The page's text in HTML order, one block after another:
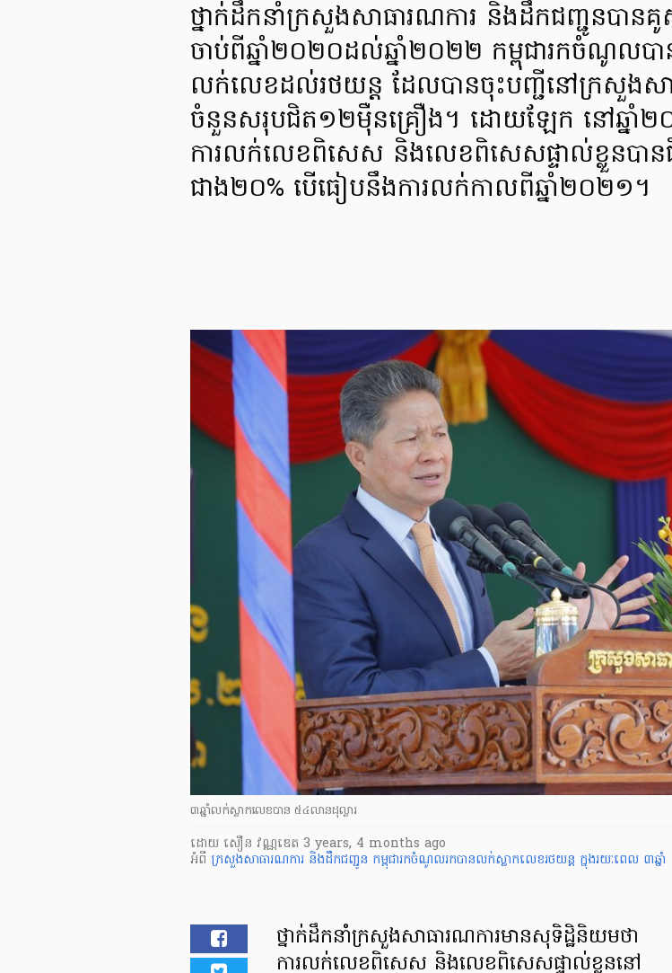
ថ្នាក់ដឹកនាំក្រសួងសាធារណការ និងដឹកជញ្ជូនបានគូ
ចាប់ពីឆ្នាំ២០២០ដល់ឆ្នាំ២០២២ កម្ពុជារកចំណូលបា
លក់លេខដល់រថយន្ត ដែលបានចុះបញ្ជីនៅក្រសួងស
ចំនួនសរុបជិត១២ម៉ឺនគ្រឿង។ ដោយឡែក នៅឆ្នាំ
ការលក់លេខពិសេស និងលេខពិសេសផ្ទាល់ខ្លួនបា
ជាង២០% បើធៀបនឹងការលក់កាលពីឆ្នាំ២០២១។
៣ឆ្នាំលក់ស្លាកលេខបាន ៥៤លានដុល្លារ
ដោយ សឿន វណ្ណឌេត 3 years, 4 months ago
អំពី ក្រសួងសាធារណការ និងដឹកជញ្ជូន កម្ពុជារកចំណូលរកបានលក់ស្លាកលេខរថយន្ដ ក្នុងរយៈពេល ៣ឆ្នាំ
ថ្នាក់ដឹកនាំក្រសួងសាធារណការមានសុទិដ្ឋិនិយមថា
ការលក់លេខពិសេស និងលេខពិសេសផ្ទាល់ខ្លួននៅ